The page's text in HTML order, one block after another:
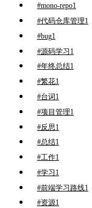
#mono-repo1
#代码仓库管理1
#bug1
#源码学习1
#年终总结1
#繁花1
#台词 1
#项目管理1
#反思1
#总结1
#工作1
#学习1
#前端学习路线1
#资源1